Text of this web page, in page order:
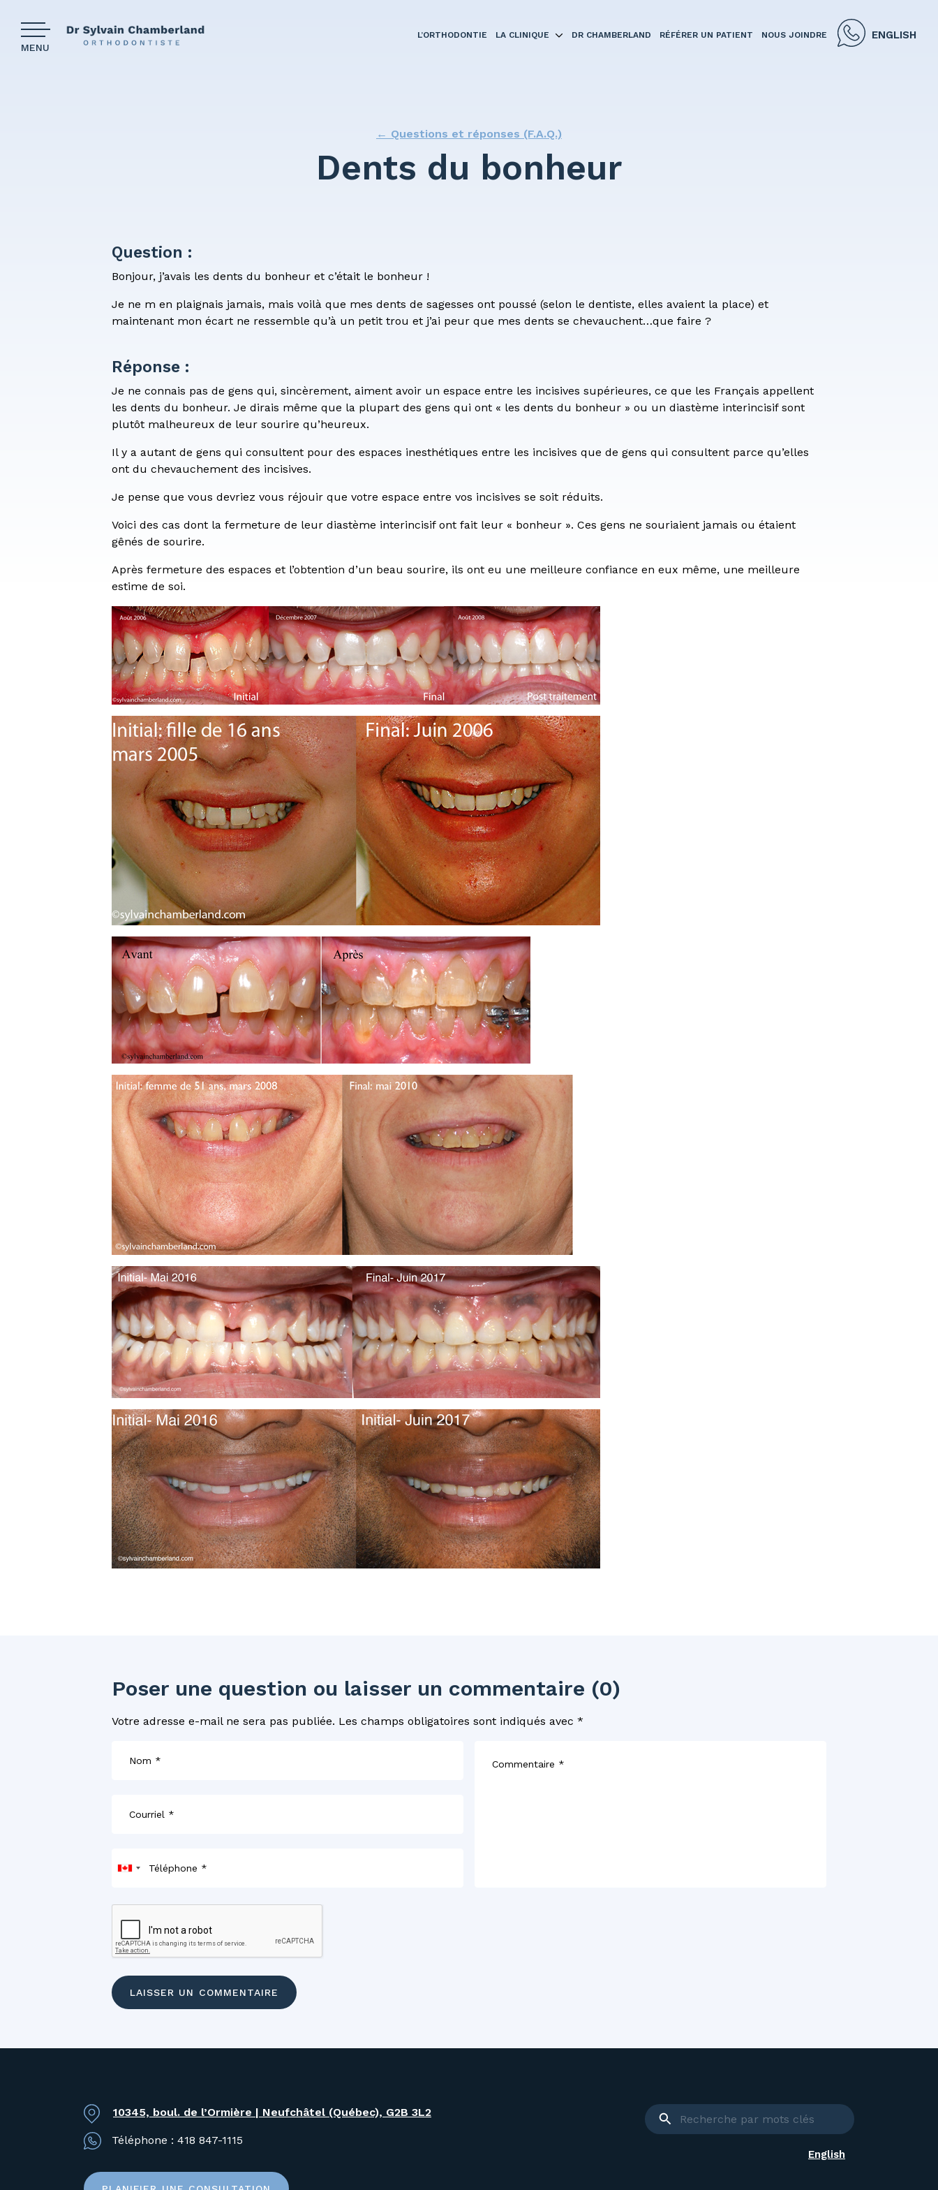
MENU
L’ORTHODONTIE LA CLINIQUE
Pourquoi porter des broches?
Formulaire de consentement
DR CHAMBERLAND RÉFÉRER UN PATIENT NOUS JOINDRE ENGLISH
← Questions et réponses (F.A.Q.)
Dents du bonheur
Question :
Bonjour, j’avais les dents du bonheur et c’était le bonheur !
Je ne m en plaignais jamais, mais voilà que mes dents de sagesses ont poussé (selon le dentiste, elles avaient la place) et
maintenant mon écart ne ressemble qu’à un petit trou et j’ai peur que mes dents se chevauchent…que faire ?
Réponse :
Je ne connais pas de gens qui, sincèrement, aiment avoir un espace entre les incisives supérieures, ce que les Français appellent
les dents du bonheur. Je dirais même que la plupart des gens qui ont « les dents du bonheur » ou un diastème interincisif sont
plutôt malheureux de leur sourire qu’heureux.
Il y a autant de gens qui consultent pour des espaces inesthétiques entre les incisives que de gens qui consultent parce qu’elles
ont du chevauchement des incisives.
Je pense que vous devriez vous réjouir que votre espace entre vos incisives se soit réduits.
Voici des cas dont la fermeture de leur diastème interincisif ont fait leur « bonheur ». Ces gens ne souriaient jamais ou étaient
gênés de sourire.
Après fermeture des espaces et l’obtention d’un beau sourire, ils ont eu une meilleure confiance en eux même, une meilleure
estime de soi.
Poser une question ou laisser un commentaire (0)
Votre adresse e-mail ne sera pas publiée. Les champs obligatoires sont indiqués avec *
10345, boul. de l’Ormière | Neufchâtel (Québec), G2B 3L2
Téléphone : 418 847-1115
English